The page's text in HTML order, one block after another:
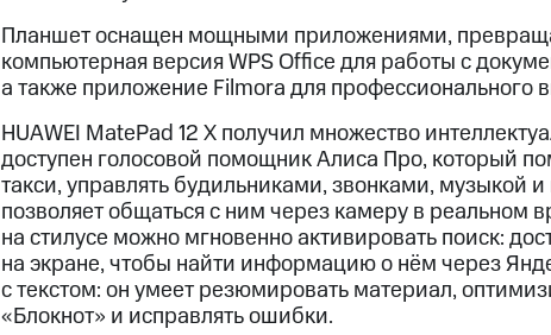
Планшет оснащен мощными приложениями,
компьютерная версия WPS Office для работы с
а также приложение Filmora для профессионального
HUAWEI MatePad 12 X получил множество
доступен голосовой помощник Алиса Про, который
такси, управлять будильниками, звонками,
позволяет общаться с ним через камеру в
на стилусе можно мгновенно активировать поиск:
на экране, чтобы найти информацию о нём через
с текстом: он умеет резюмировать материал,
«Блокнот» и исправлять ошибки.